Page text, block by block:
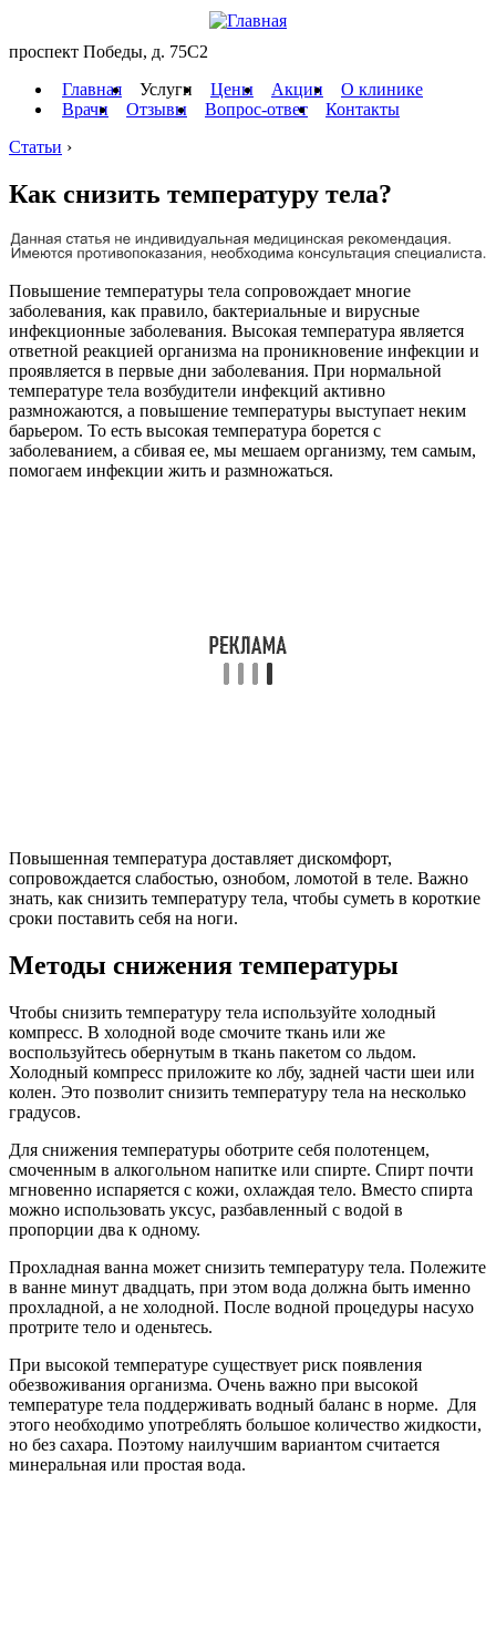
проспект Победы, д. 75C2
Главная
Услуги Цены Акции
О клинике
Врачи
Отзывы Вопрос-ответ
Контакты
Статьи ›
Как снизить температуру тела?
Повышение температуры тела сопровождает многие
заболевания, как правило, бактериальные и вирусные
инфекционные заболевания. Высокая температура является
ответной реакцией организма на проникновение инфекции и
проявляется в первые дни заболевания. При нормальной
температуре тела возбудители инфекций активно
размножаются, а повышение температуры выступает неким
барьером. То есть высокая температура борется с
заболеванием, а сбивая ее, мы мешаем организму, тем самым,
помогаем инфекции жить и размножаться.
Повышенная температура доставляет дискомфорт,
сопровождается слабостью, ознобом, ломотой в теле. Важно
знать, как снизить температуру тела, чтобы суметь в короткие
сроки поставить себя на ноги.
Методы снижения температуры
Чтобы снизить температуру тела используйте холодный
компресс. В холодной воде смочите ткань или же
воспользуйтесь обернутым в ткань пакетом со льдом.
Холодный компресс приложите ко лбу, задней части шеи или
колен. Это позволит снизить температуру тела на несколько
градусов.
Для снижения температуры оботрите себя полотенцем,
смоченным в алкогольном напитке или спирте. Спирт почти
мгновенно испаряется с кожи, охлаждая тело. Вместо спирта
можно использовать уксус, разбавленный с водой в
пропорции два к одному.
Прохладная ванна может снизить температуру тела. Полежите
в ванне минут двадцать, при этом вода должна быть именно
прохладной, а не холодной. После водной процедуры насухо
протрите тело и оденьтесь.
При высокой температуре существует риск появления
обезвоживания организма. Очень важно при высокой
температуре тела поддерживать водный баланс в норме. Для
этого необходимо употреблять большое количество жидкости,
но без сахара. Поэтому наилучшим вариантом считается
минеральная или простая вода.